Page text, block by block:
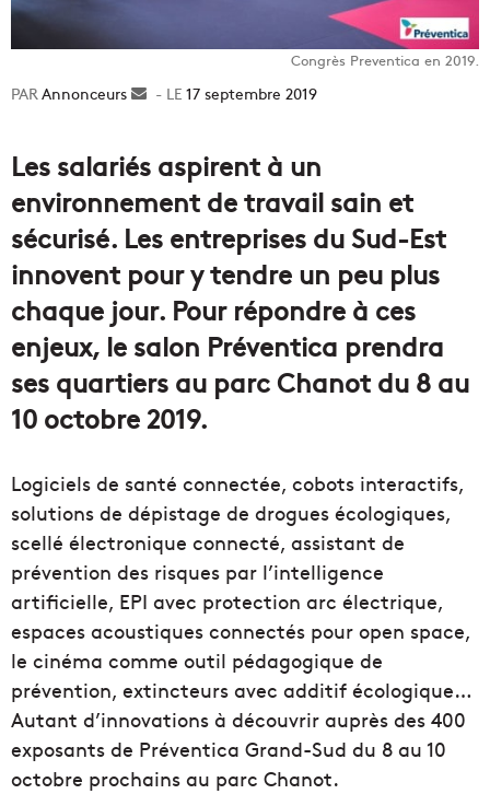
Congrès Preventica en 2019.
Annonceurs
Envoyer17 septembre 2019
Les salariés aspirent à un
environnement de travail sain et
sécurisé. Les entreprises du Sud-Est
innovent pour y tendre un peu plus
chaque jour. Pour répondre à ces
enjeux, le salon Préventica prendra
ses quartiers au parc Chanot du 8 au
10 octobre 2019.
Logiciels de santé connectée, cobots interactifs,
solutions de dépistage de drogues écologiques,
scellé électronique connecté, assistant de
prévention des risques par l’intelligence
artificielle, EPI avec protection arc électrique,
espaces acoustiques connectés pour open space,
le cinéma comme outil pédagogique de
prévention, extincteurs avec additif écologique…
Autant d’innovations à découvrir auprès des 400
exposants de Préventica Grand-Sud du 8 au 10
octobre prochains au parc Chanot.